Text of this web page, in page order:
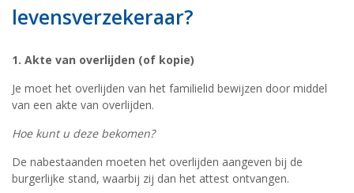
levensverzekeraar?
1. Akte van overlijden (of kopie)
Je moet het overlijden van het familielid bewijzen door middel
van een akte van overlijden.
Hoe kunt u deze bekomen?
De nabestaanden moeten het overlijden aangeven bij de
burgerlijke stand, waarbij zij dan het attest ontvangen.